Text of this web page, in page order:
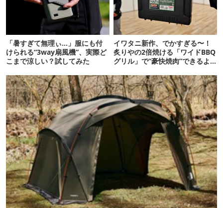
「暑すぎて無理ぃ…」服にも付
けられる“3way扇風機”、実際ど
こまで涼しい？試してみた
イワタニ新作、でかすぎる〜！
炙りやの2倍焼ける「ワイドBBQ
グリル」で“豪快焼肉”できるよ